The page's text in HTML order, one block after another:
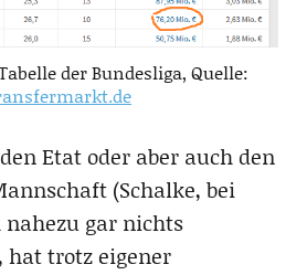
der Bundesliga, Quelle:
Etat oder aber auch den
(Schalke, bei
gar nichts
trotz eigener